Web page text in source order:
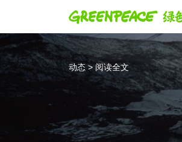
动态 > 阅读全文